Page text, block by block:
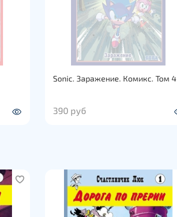
Sonic. Заражение. Комикс. Том 4
390 руб